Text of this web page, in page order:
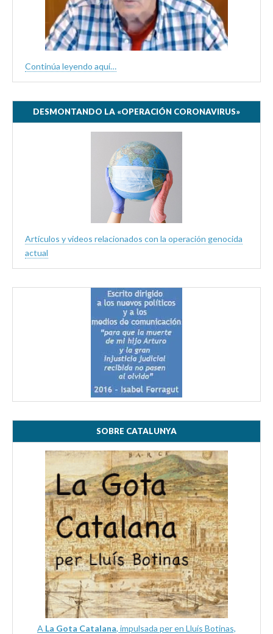
Continúa leyendo aquí…
DESMONTANDO LA «OPERACIÓN CORONAVIRUS»
Artículos y videos relacionados con la operación genocida
actual
SOBRE CATALUNYA
A La Gota Catalana, impulsada per en Lluís Botinas,